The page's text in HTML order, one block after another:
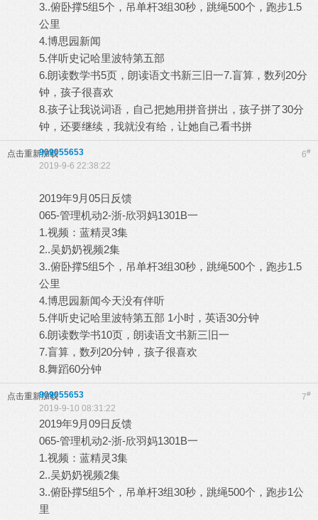
3..俯卧撑5组5个，吊单杆3组30秒，跳绳500个，跑步1.5
公里
4.博思园新闻
5.伴听史记哈里波特第五部
6.朗读数学书5页，朗读语文书新三旧一7.盲算，数列20分
钟，孩子很喜欢
8.孩子让我说词语，自己把她用拼音拼出，孩子拼了30分
钟，还要继续，我就没有给，让她自己看书拼
点击重新加载 6#
909055653
2019-9-6 22:38:22
2019年9月05日反馈
065-管理机动2-浙-欣羽妈1301B一
1.视频：蓝精灵3集
2..吴奶奶视频2集
3..俯卧撑5组5个，吊单杆3组30秒，跳绳500个，跑步1.5
公里
4.博思园新闻今天没有伴听
5.伴听史记哈里波特第五部 1小时，英语30分钟
6.朗读数学书10页，朗读语文书新三旧一
7.盲算，数列20分钟，孩子很喜欢
8.舞蹈60分钟
点击重新加载 7#
909055653
2019-9-10 08:31:22
2019年9月09日反馈
065-管理机动2-浙-欣羽妈1301B一
1.视频：蓝精灵3集
2..吴奶奶视频2集
3..俯卧撑5组5个，吊单杆3组30秒，跳绳500个，跑步1公
里